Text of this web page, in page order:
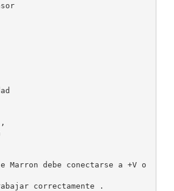
Marron debe conectarse a +V o
correctamente .